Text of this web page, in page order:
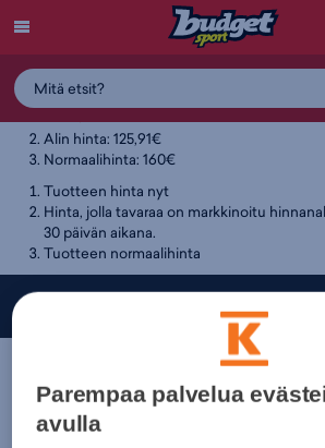
Tuotteen hintahistoria
139,90€
Alin hinta: 125,91€
Normaalihinta: 160€
Tuotteen hinta nyt
Hinta, jolla tavaraa on markkinoitu
30 päivän aikana.
Tuotteen normaalihinta
Budget Sport — Liikuttavan halpa
Parempaa palvelua
avulla